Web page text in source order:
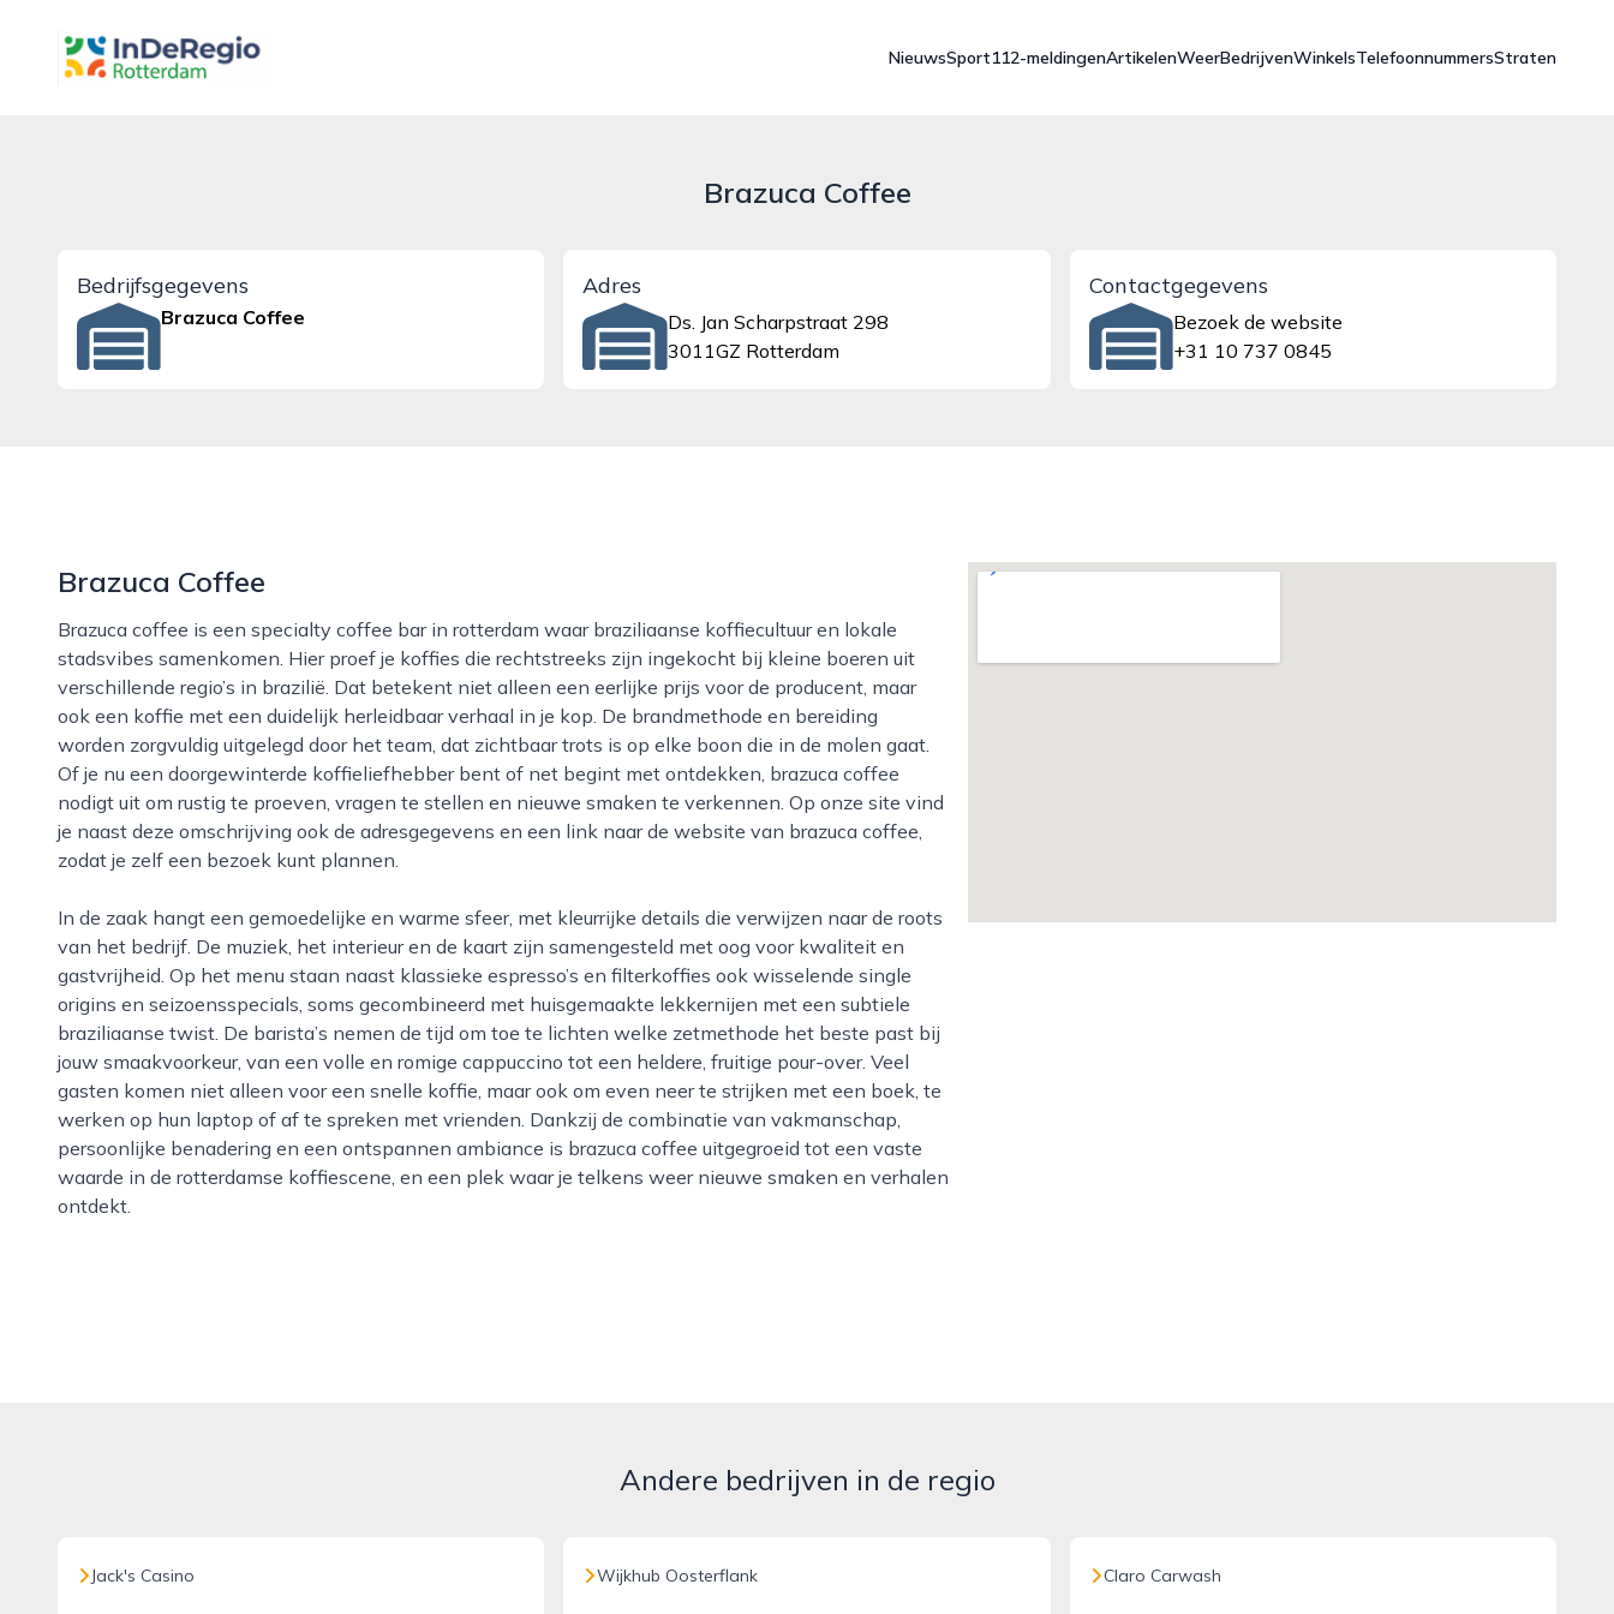
inderegiorotterdam.nl
NieuwsSport112-meldingenArtikelenWeerBedrijvenWinkelsTelefoonnummersStraten
Brazuca Coffee
Bedrijfsgegevens
Brazuca Coffee
Adres
Ds. Jan Scharpstraat 298
3011GZ Rotterdam
Contactgegevens
Bezoek de website
+31 10 737 0845
Brazuca Coffee
Brazuca coffee is een specialty coffee bar in rotterdam waar braziliaanse koffiecultuur en lokale
stadsvibes samenkomen. Hier proef je koffies die rechtstreeks zijn ingekocht bij kleine boeren uit
verschillende regio’s in brazilië. Dat betekent niet alleen een eerlijke prijs voor de producent, maar
ook een koffie met een duidelijk herleidbaar verhaal in je kop. De brandmethode en bereiding
worden zorgvuldig uitgelegd door het team, dat zichtbaar trots is op elke boon die in de molen gaat.
Of je nu een doorgewinterde koffieliefhebber bent of net begint met ontdekken, brazuca coffee
nodigt uit om rustig te proeven, vragen te stellen en nieuwe smaken te verkennen. Op onze site vind
je naast deze omschrijving ook de adresgegevens en een link naar de website van brazuca coffee,
zodat je zelf een bezoek kunt plannen.
In de zaak hangt een gemoedelijke en warme sfeer, met kleurrijke details die verwijzen naar de roots
van het bedrijf. De muziek, het interieur en de kaart zijn samengesteld met oog voor kwaliteit en
gastvrijheid. Op het menu staan naast klassieke espresso’s en filterkoffies ook wisselende single
origins en seizoensspecials, soms gecombineerd met huisgemaakte lekkernijen met een subtiele
braziliaanse twist. De barista’s nemen de tijd om toe te lichten welke zetmethode het beste past bij
jouw smaakvoorkeur, van een volle en romige cappuccino tot een heldere, fruitige pour-over. Veel
gasten komen niet alleen voor een snelle koffie, maar ook om even neer te strijken met een boek, te
werken op hun laptop of af te spreken met vrienden. Dankzij de combinatie van vakmanschap,
persoonlijke benadering en een ontspannen ambiance is brazuca coffee uitgegroeid tot een vaste
waarde in de rotterdamse koffiescene, en een plek waar je telkens weer nieuwe smaken en verhalen
ontdekt.
Andere bedrijven in de regio
Jack's Casino Wijkhub Oosterflank Claro Carwash